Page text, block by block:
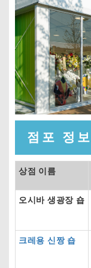
점포 정보
상점 이름
오시바 생광장 숍
크레용 신짱 숍